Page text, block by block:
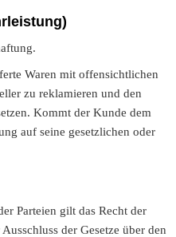
Waren mit offensichtlichen
zu reklamieren und den
Kommt der Kunde dem
auf seine gesetzlichen oder
Parteien gilt das Recht der
der Gesetze über den